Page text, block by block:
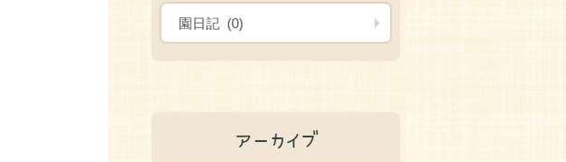
園日記 (0)
アーカイブ